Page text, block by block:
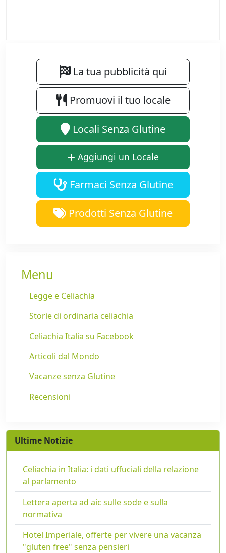
La tua pubblicità qui
Promuovi il tuo locale
Locali Senza Glutine
Aggiungi un Locale
Farmaci Senza Glutine
Prodotti Senza Glutine
Menu
Legge e Celiachia
Storie di ordinaria celiachia
Celiachia Italia su Facebook
Articoli dal Mondo
Vacanze senza Glutine
Recensioni
Ultime Notizie
Celiachia in Italia: i dati uffuciali della relazione
al parlamento
Lettera aperta ad aic sulle sode e sulla
normativa
Hotel Imperiale, offerte per vivere una vacanza
"gluten free" senza pensieri